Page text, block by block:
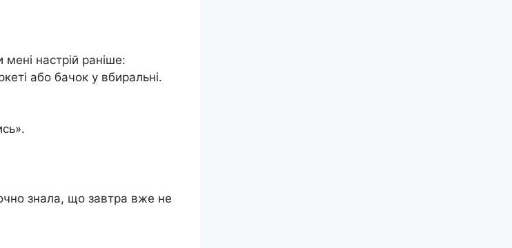
мені настрій раніше:
або бачок у вбиральні.
знала, що завтра вже не